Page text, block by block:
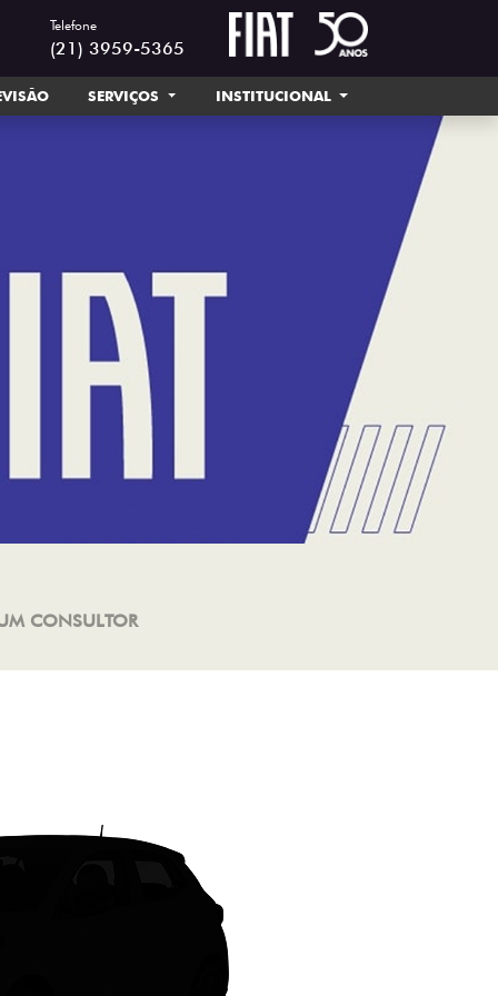
Telefone
(21) 3959-5365
SERVIÇOS INSTITUCIONAL
CONSULTOR